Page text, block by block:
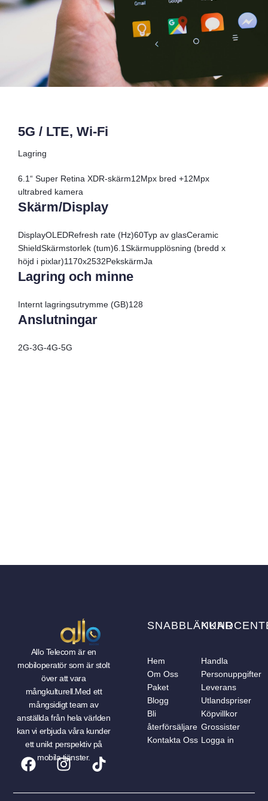
5G / LTE, Wi-Fi
Lagring
6.1“ Super Retina XDR-skärm12Mpx bred +12Mpx
ultrabred kamera
Skärm/Display
DisplayOLEDRefresh rate (Hz)60Typ av glasCeramic
ShieldSkärmstorlek (tum)6.1Skärmupplösning (bredd x
höjd i pixlar)1170x2532PekskärmJa
Lagring och minne
Internt lagringsutrymme (GB)128
Anslutningar
2G-3G-4G-5G
Allo Telecom är en
mobiloperatör som är stolt
över att vara
mångkulturell.Med ett
mångsidigt team av
anställda från hela världen
kan vi erbjuda våra kunder
ett unikt perspektiv på
mobila tjänster.
SNABBLÄNKAR
Hem
Om Oss
Paket
Blogg
Bli
återförsäljare
Kontakta Oss
Handla
Personuppgifter
Leverans
Utlandspriser
Köpvillkor
Grossister
Logga in